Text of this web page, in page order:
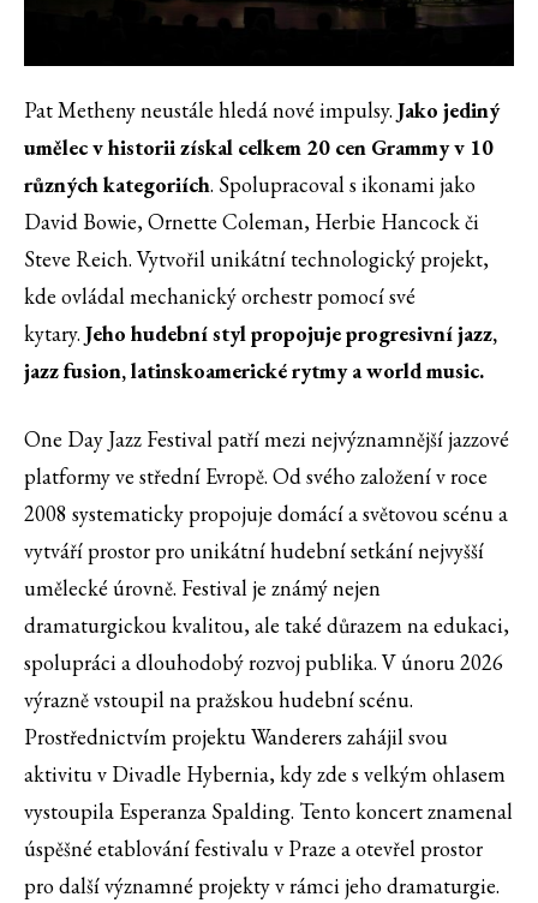
Pat Metheny neustále hledá nové impulsy. Jako jediný
umělec v historii získal celkem 20 cen Grammy v 10
různých kategoriích. Spolupracoval s ikonami jako
David Bowie, Ornette Coleman, Herbie Hancock či
Steve Reich. Vytvořil unikátní technologický projekt,
kde ovládal mechanický orchestr pomocí své
kytary. Jeho hudební styl propojuje progresivní jazz,
jazz fusion, latinskoamerické rytmy a world music.
One Day Jazz Festival patří mezi nejvýznamnější jazzové
platformy ve střední Evropě. Od svého založení v roce
2008 systematicky propojuje domácí a světovou scénu a
vytváří prostor pro unikátní hudební setkání nejvyšší
umělecké úrovně. Festival je známý nejen
dramaturgickou kvalitou, ale také důrazem na edukaci,
spolupráci a dlouhodobý rozvoj publika. V únoru 2026
výrazně vstoupil na pražskou hudební scénu.
Prostřednictvím projektu Wanderers zahájil svou
aktivitu v Divadle Hybernia, kdy zde s velkým ohlasem
vystoupila Esperanza Spalding. Tento koncert znamenal
úspěšné etablování festivalu v Praze a otevřel prostor
pro další významné projekty v rámci jeho dramaturgie.